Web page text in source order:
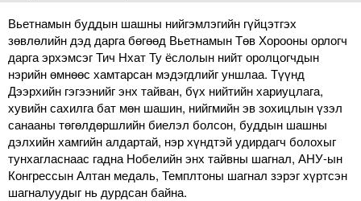
Вьетнамын буддын шашны нийгэмлэгийн гүйцэтгэх
зөвлөлийн дэд дарга бөгөөд Вьетнамын Төв Хорооны орлогч
дарга эрхэмсэг Тич Нхат Ту ёслолын нийт оролцогчдын
нэрийн өмнөөс хамтарсан мэдэгдлийг уншлаа. Түүнд
Дээрхийн гэгээнийг энх тайван, бүх нийтийн хариуцлага,
хувийн сахилга бат мөн шашин, нийгмийн эв зохицлын үзэл
санааны төгөлдөршлийн биелэл болсон, буддын шашны
дэлхийн хамгийн алдартай, нэр хүндтэй удирдагч болохыг
тунхагласнаас гадна Нобелийн энх тайвны шагнал, АНУ-ын
Конгрессын Алтан медаль, Темплтоны шагнал зэрэг хүртсэн
шагналуудыг нь дурдсан байна.